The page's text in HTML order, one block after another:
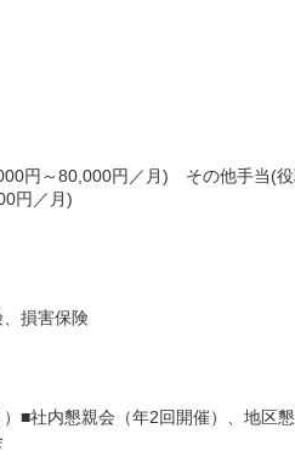
円～80,000円／月) その他手当(役
円／月)
損害保険
■社内懇親会（年2回開催）、地区